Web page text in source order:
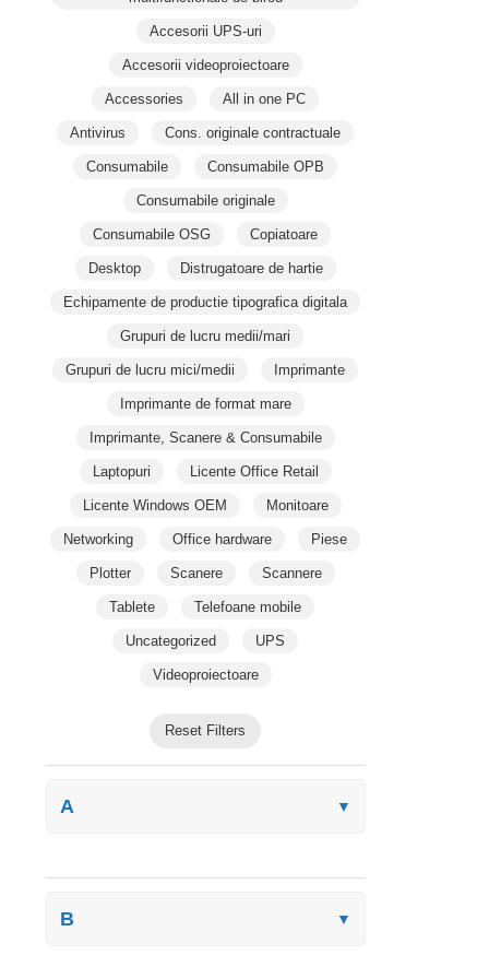
Accesorii UPS-uri
Accesorii videoproiectoare
Accessories All in one PC
Antivirus Cons. originale contractuale
Consumabile Consumabile OPB
Consumabile originale
Consumabile OSG Copiatoare
Desktop Distrugatoare de hartie
Echipamente de productie tipografica digitala
Grupuri de lucru medii/mari
Grupuri de lucru mici/medii Imprimante
Imprimante de format mare
Imprimante, Scanere & Consumabile
Laptopuri Licente Office Retail
Licente Windows OEM Monitoare
Networking Office hardware Piese
Plotter Scanere Scannere
Tablete Telefoane mobile
Uncategorized UPS
Videoproiectoare
Reset Filters
A ▼
B ▼